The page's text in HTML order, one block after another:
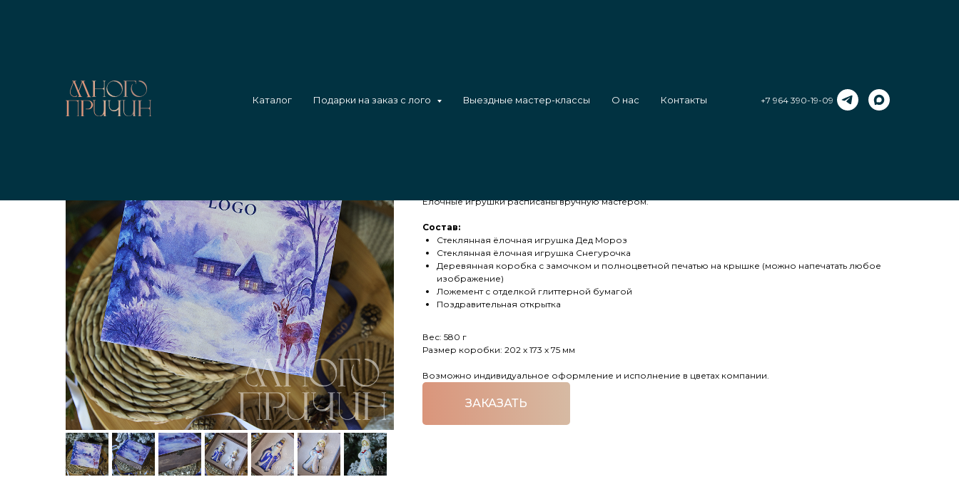
Каталог Подарки на заказ с лого Выездные мастер-классы О нас Контакты +7 964 390-19-09
Главная / Каталог
Ёлочные игрушки расписаны вручную мастером.
Состав:
Стеклянная ёлочная игрушка Дед Мороз
Стеклянная ёлочная игрушка Снегурочка
Деревянная коробка с замочком и полноцветной печатью на крышке (можно напечатать любое
изображение)
Ложемент с отделкой глиттерной бумагой
Поздравительная открытка
Вес: 580 г
Размер коробки: 202 х 173 х 75 мм
Возможно индивидуальное оформление и исполнение в цветах компании.
ЗАКАЗАТЬ